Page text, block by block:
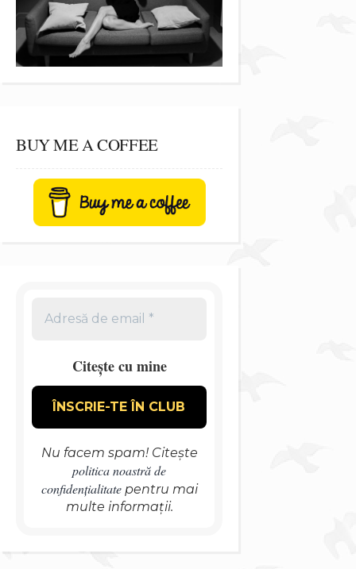
BUY ME A COFFEE
Citește cu mine
Nu facem spam! Citește
politica noastră de
confidențialitatepentru mai
multe informații.